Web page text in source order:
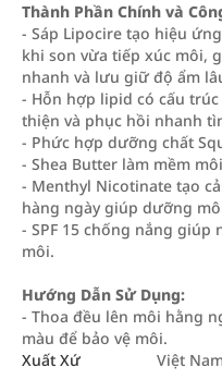
Thành Phần Chính và
- Sáp Lipocire tạo hiệu
khi son vừa tiếp xúc môi,
nhanh và lưu giữ độ ẩm
- Hỗn hợp lipid có cấu
thiện và phục hồi nhanh
- Phức hợp dưỡng chất
- Shea Butter làm mềm
- Menthyl Nicotinate tạo
hàng ngày giúp dưỡng
- SPF 15 chống nắng giúp
môi.
Hướng Dẫn Sử Dụng:
- Thoa đều lên môi hằng
màu để bảo vệ môi.
Xuất Xứ
Việt